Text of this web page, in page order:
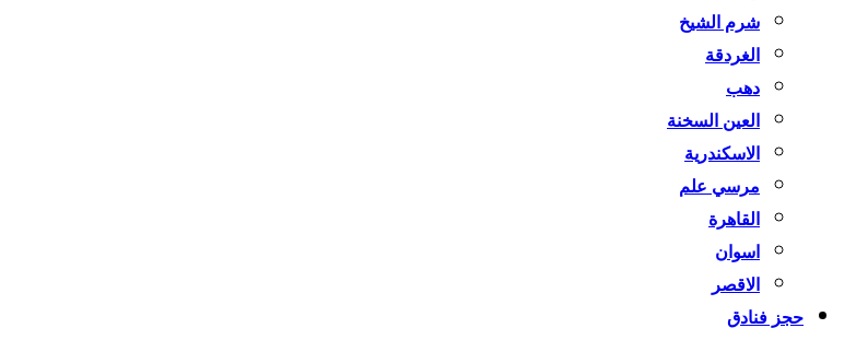
شرم الشيخ
الغردقة
دهب
العين السخنة
الاسكندرية
مرسي علم
القاهرة
اسوان
الاقصر
حجز فنادق